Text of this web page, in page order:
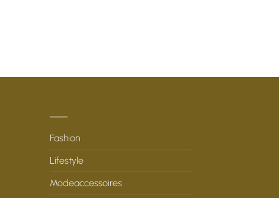
Fashion
Lifestyle
Modeaccessoires